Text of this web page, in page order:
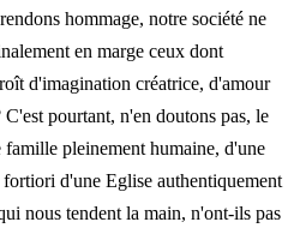
hommage, notre société ne
en marge ceux dont
d'imagination créatrice, d'amour
C'est pourtant, n'en doutons pas, le
pleinement humaine, d'une
d'une Eglise authentiquement
nous tendent la main, n'ont-ils pas